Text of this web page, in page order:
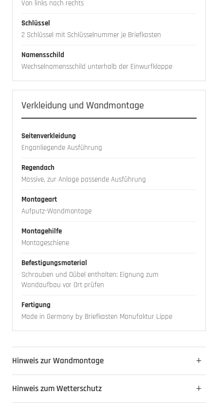
Von links nach rechts
Schlüssel
2 Schlüssel mit Schlüsselnummer je Briefkasten
Namensschild
Wechselnamensschild unterhalb der Einwurfklappe
Verkleidung und Wandmontage
Seitenverkleidung
Enganliegende Ausführung
Regendach
Massive, zur Anlage passende Ausführung
Montageart
Aufputz-Wandmontage
Montagehilfe
Montageschiene
Befestigungsmaterial
Schrauben und Dübel enthalten; Eignung zum
Wandaufbau vor Ort prüfen
Fertigung
Made in Germany by Briefkasten Manufaktur Lippe
Hinweis zur Wandmontage
Hinweis zum Wetterschutz